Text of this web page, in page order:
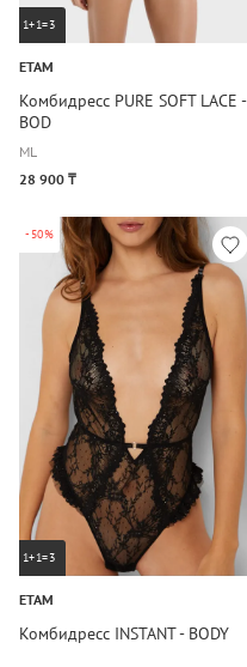
1+1=3
ETAM
Комбидресс PURE SOFT LACE -
BOD
ML
28 900 ₸
-50%
1+1=3
ETAM
Комбидресс INSTANT - BODY